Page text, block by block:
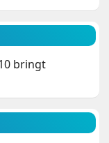
bringt